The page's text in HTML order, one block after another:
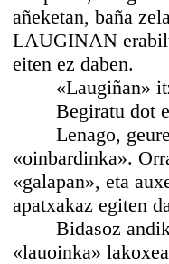
añeketan, baña
LAUGINAN
eiten ez daben.
«Laugiñan» itz
Begiratu dot
Lenago, geure
«oinbardinka».
«galapan», eta
apatxakaz egiten
Bidasoz andiko
«lauoinka»